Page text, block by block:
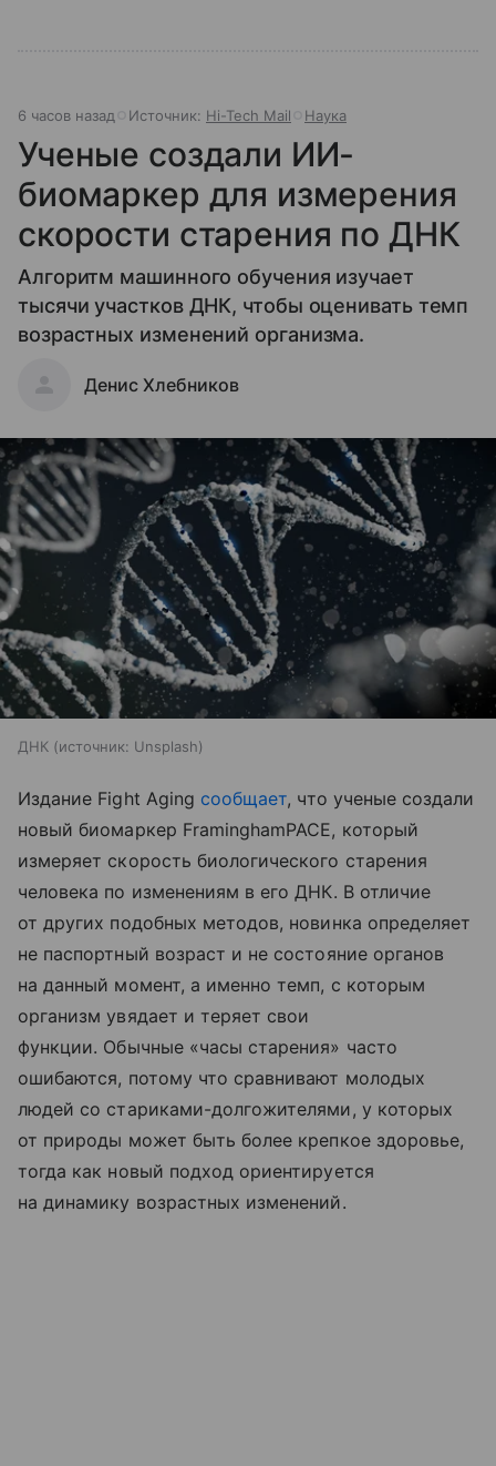
6 часов назад Источник: Hi-Tech Mail Наука
Ученые создали ИИ-
биомаркер для измерения
скорости старения по ДНК
Алгоритм машинного обучения изучает
тысячи участков ДНК, чтобы оценивать темп
возрастных изменений организма.
Денис Хлебников
ДНК источник: Unsplash
Издание Fight Aging сообщает, что ученые создали
новый биомаркер FraminghamPACE, который
измеряет скорость биологического старения
человека по изменениям в его ДНК. В отличие
от других подобных методов, новинка определяет
не паспортный возраст и не состояние органов
на данный момент, а именно темп, с которым
организм увядает и теряет свои
функции. Обычные «часы старения» часто
ошибаются, потому что сравнивают молодых
людей со стариками-долгожителями, у которых
от природы может быть более крепкое здоровье,
тогда как новый подход ориентируется
на динамику возрастных изменений.